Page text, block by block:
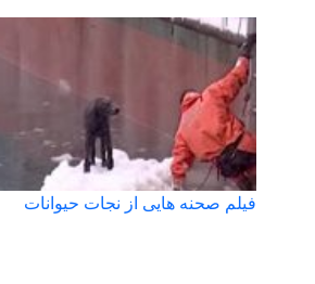
فیلم صحنه هایی از نجات حیوانات